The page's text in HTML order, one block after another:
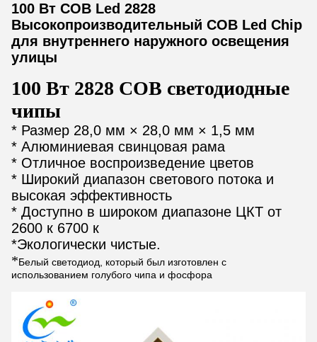
100 Вт COB Led 2828
Высокопроизводительный COB Led Chip
для внутреннего наружного освещения
улицы
100 Вт 2828 COB светодиодные
чипы
* Размер 28,0 мм × 28,0 мм × 1,5 мм
* Алюминиевая свинцовая рама
* Отличное воспроизведение цветов
* Широкий диапазон светового потока и
высокая эффективность
* Доступно в широком диапазоне ЦКТ от
2600 к 6700 к
*Экологически чистые.
*Белый светодиод, который был изготовлен с
использованием голубого чипа и фосфора